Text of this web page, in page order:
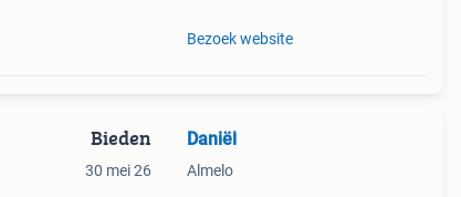
Bezoek website
Bieden
30 mei 26
Daniël
Almelo